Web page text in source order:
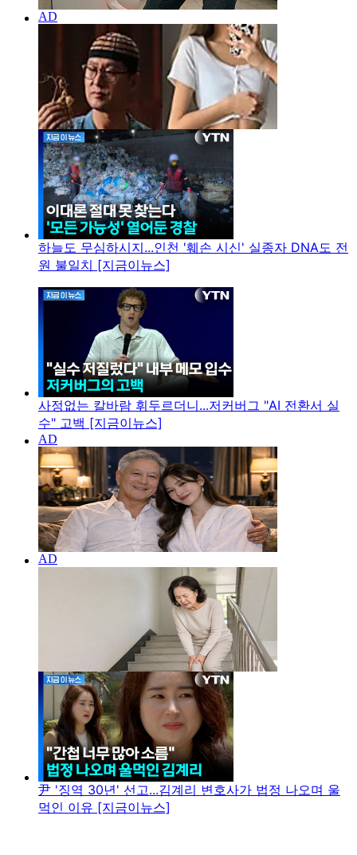
하늘도 무심하시지...인천 '훼손 시신' 실종자 DNA도 전
원 불일치 [지금이뉴스]
사정없는 칼바람 휘두르더니...저커버그 "AI 전환서 실
수" 고백 [지금이뉴스]
尹 '징역 30년' 선고...김계리 변호사가 법정 나오며 울
먹인 이유 [지금이뉴스]